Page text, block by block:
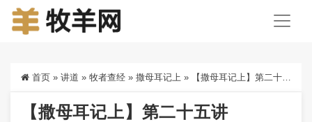
首页 » 讲道 » 牧者查经 » 撒母耳记上 » 【撒母耳记上】第二十五讲
【撒母耳记上】第二十五讲